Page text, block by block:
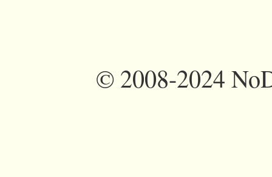
©2008-2024